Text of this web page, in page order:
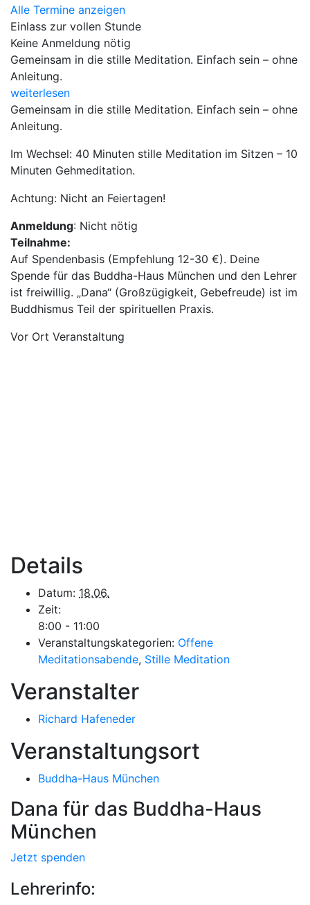
Alle Termine anzeigen
Einlass zur vollen Stunde
Keine Anmeldung nötig
Gemeinsam in die stille Meditation. Einfach sein – ohne
Anleitung.
weiterlesen
Gemeinsam in die stille Meditation. Einfach sein – ohne
Anleitung.
Im Wechsel: 40 Minuten stille Meditation im Sitzen – 10
Minuten Gehmeditation.
Achtung: Nicht an Feiertagen!
Anmeldung: Nicht nötig
Teilnahme:
Auf Spendenbasis (Empfehlung 12-30 €). Deine
Spende für das Buddha-Haus München und den Lehrer
ist freiwillig. „Dana“ (Großzügigkeit, Gebefreude) ist im
Buddhismus Teil der spirituellen Praxis.
Vor Ort Veranstaltung
Details
Datum: 18.06.
Zeit:
8:00 - 11:00
Veranstaltungskategorien: Offene
Meditationsabende, Stille Meditation
Veranstalter
Richard Hafeneder
Veranstaltungsort
Buddha-Haus München
Dana für das Buddha-Haus
München
Jetzt spenden
Lehrerinfo: